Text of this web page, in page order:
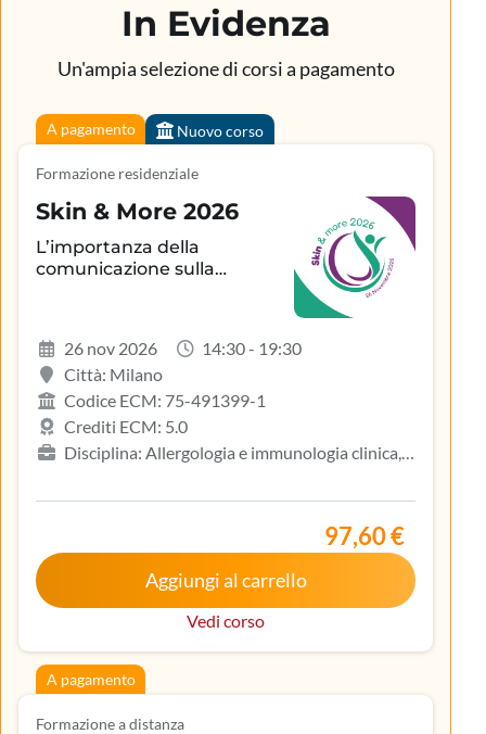
In Evidenza
Un'ampia selezione di corsi a pagamento
A pagamento Nuovo corso
Formazione residenziale
Skin & More 2026
L’importanza della
comunicazione sulla
dermatologica
26 nov 2026
14:30 - 19:30
Città: Milano
Codice ECM: 75-491399-1
Crediti ECM: 5.0
Disciplina: Allergologia e immunologia clinica,
Medicina del lavoro e sicurezza degli ambienti di
lavoro, Medicina generale (medici di famiglia)
97,60 €
Aggiungi al carrello
Vedi corso
A pagamento
Formazione a distanza